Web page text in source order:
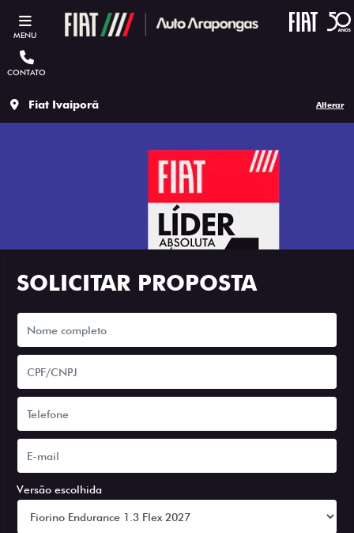
MENU
CONTATO
Fiat Ivaiporã Alterar
SOLICITAR PROPOSTA
Versão escolhida